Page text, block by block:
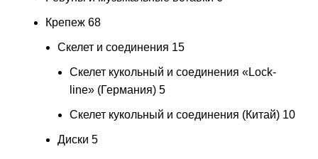
Крепеж 68
Скелет и соединения 15
Скелет кукольный и соединения «Lock-
line» (Германия) 5
Скелет кукольный и соединения (Китай) 10
Диски 5